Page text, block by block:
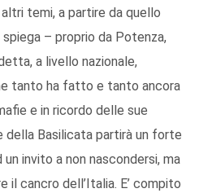
temi, a partire da quello
– proprio da Potenza,
a livello nazionale,
tanto ha fatto e tanto ancora
e in ricordo delle sue
della Basilicata partirà un forte
invito a non nascondersi, ma
cancro dell’Italia. E’ compito